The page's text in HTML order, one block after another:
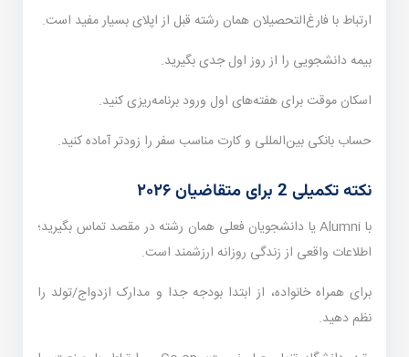
ارتباط با فارغ‌التحصیلان همان رشته قبل از اپلای بسیار مفید است.
بیمه دانشجویی را از روز اول جدی بگیرید.
اسکان موقت برای هفته‌های اول ورود برنامه‌ریزی کنید.
حساب بانکی بین‌المللی و کارت مناسب سفر را زودتر آماده کنید.
نکته تکمیلی 2 برای متقاضیان ۲۰۲۶
با Alumni یا دانشجویان فعلی همان رشته در مقصد تماس بگیرید؛
اطلاعات واقعی از زندگی روزانه ارزشمند است.
برای همراه خانواده، از ابتدا بودجه جدا و مدارک ازدواج/تولد را
نظم دهید.